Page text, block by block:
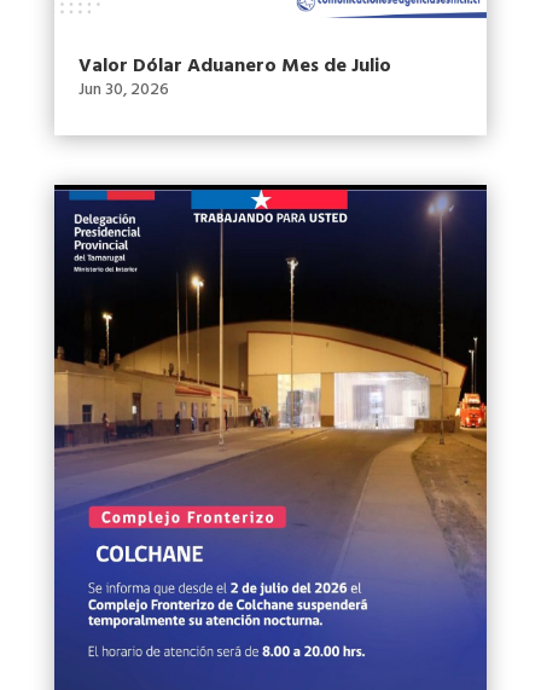
Valor Dólar Aduanero Mes de Julio
Jun 30, 2026